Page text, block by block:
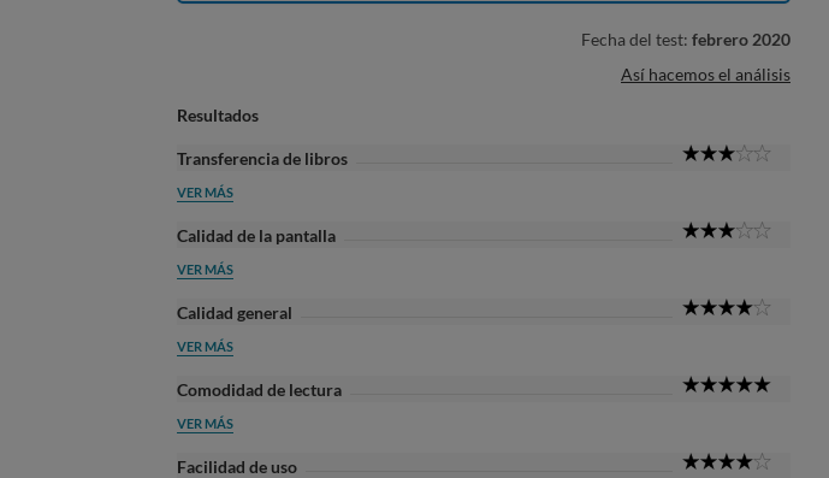
Fecha del test: febrero 2020
Así hacemos el análisis
Resultados
Transferencia de libros
VER MÁS
Calidad de la pantalla
VER MÁS
Calidad general
VER MÁS
Comodidad de lectura
VER MÁS
Facilidad de uso